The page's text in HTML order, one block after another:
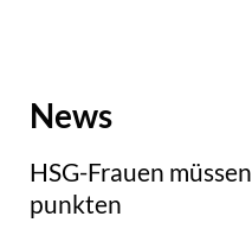
News
HSG-Frauen
punkten